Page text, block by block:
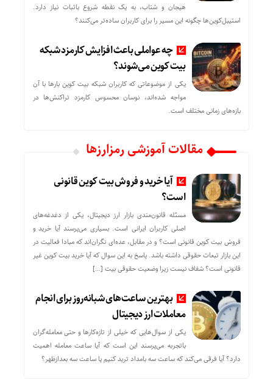
هیجان و شتاب، به یک نقطه شروع باثبات نیاز دارد.
استیبل‌کوین‌ها چگونه این مسیر را برای کاربران ساده‌تر می‌کنند؟
چه عواملی باعث افزایش کارمزد شبکه
بیت کوین می‌شوند؟
یکی از موضوعاتی که کاربران شبکه بیت کوین بارها با آن
مواجه شده‌اند، نوسان محسوس کارمزد تراکنش‌ها در
بازه‌های زمانی مختلف است.
مقالات آموزشی رمزارزها
آیا خرید و فروش بیت کوین قانونی
است؟
مسئله قانون‌مندی بازار ارز دیجیتال، یکی از دغدغه‌های
اصلی کاربران ایرانی است. بسیاری می‌پرسند آیا خرید و
فروش بیت کوین قانونی است؟ و در مقابل، عده‌ای نگران‌اند که مبادا فعالیت در
این بازار تبعات حقوقی داشته باشد. پاسخ به این سوال که آیا خرید بیت کوین غیر
قانونی است؟ شفاف نیست زیرا وضعیت حقوقی بیت‌ […]
بهترین ساعت‌های شبانه‌روز برای انجام
معاملات ارز دیجیتال
یکی از سوال‌هایی که خیلی از تازه‌کارها و حتی معامله‌گران
باتجربه می‌پرسند این است که آیا ساعت معامله اهمیت
دارد؟ آیا فرقی می‌کند که ساعت سه بامداد ترید کنیم یا ساعت سه بعدازظهر؟